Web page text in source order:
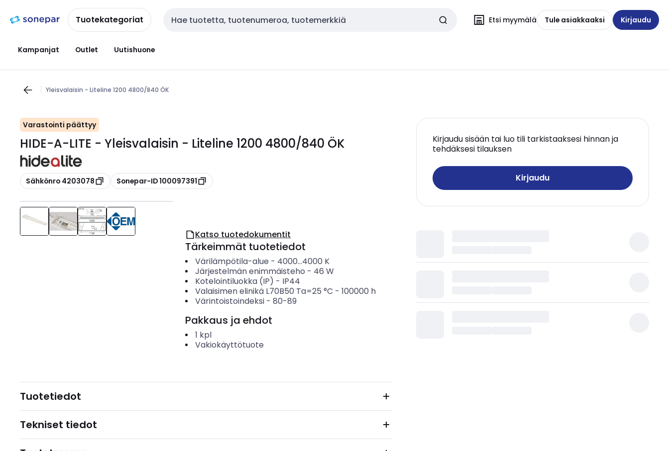
navigointiinsisältöönTuotekategoriat Haku Etsi myymälä Tule asiakkaaksi Kirjaudu
Kampanjat Outlet Uutishuone
Yleisvalaisin - Liteline 1200 4800/840 ÖK
Varastointi päättyy
HIDE-A-LITE - Yleisvalaisin - Liteline 1200 4800/840 ÖK
Kopioi
Sähkönro 4203078 Kopioi
Sonepar-ID 100097391
Kirjaudu sisään tai luo tili tarkistaaksesi hinnan ja
tehdäksesi tilauksen
Kirjaudu
Katso tuotedokumentit
Tärkeimmät tuotetiedot
Värilämpötila-alue - 4000...4000 K
Järjestelmän enimmäisteho - 46 W
Kotelointiluokka (IP) - IP44
Valaisimen elinikä L70B50 Ta=25 °C - 100000 h
Värintoistoindeksi- 80-89
Pakkaus ja ehdot
1 kpl
Vakiokäyttötuote
Tuotetiedot
Tekniset tiedot